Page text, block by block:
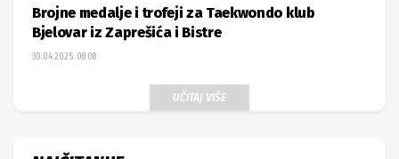
Brojne medalje i trofeji za Taekwondo klub
Bjelovar iz Zaprešića i Bistre
30.04.2025. 08:08
UČITAJ VIŠE